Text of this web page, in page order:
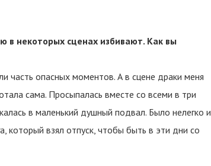
в некоторых сценах избивают. Как вы
часть опасных моментов. А в сцене драки меня
сама. Просыпалась вместе со всеми в три
в маленький душный подвал. Было нелегко и
который взял отпуск, чтобы быть в эти дни со